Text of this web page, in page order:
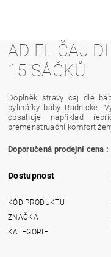
ADIEL ČAJ
15 SÁČKŮ
Doplněk stravy čaj dle
bylinářky báby Radnické.
obsahuje například
premenstruační komfort
Doporučená prodejní cena :
Dostupnost
KÓD PRODUKTU
ZNAČKA
KATEGORIE